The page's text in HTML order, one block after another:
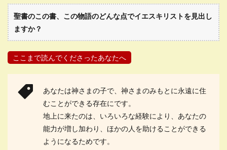
聖書のこの書、この物語のどんな点でイエスキリストを見出し
ますか？
ここまで読んでくださったあなたへ
あなたは神さまの子で、神さまのみもとに永遠に住
むことができる存在にです。
地上に来たのは、いろいろな経験により、あなたの
能力が増し加わり、ほかの人を助けることができる
ようになるためです。